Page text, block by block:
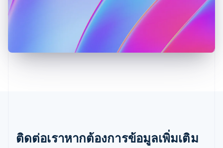
ติดต่อเราหากต้องการข้อมูลเพิ่มเติม
ลัตเวีย
English